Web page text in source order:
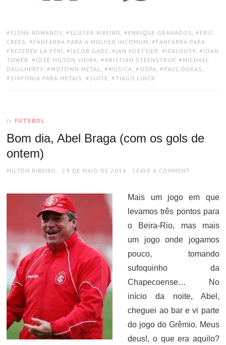
TAGS:
ELENA ROMANOV , ELIESER RIBEIRO , ENRIQUE GRANADOS , ERIC
CREES , FANFARRA PARA A MULHER INCOMUM , FANFARRA PARA
PRECEDER LA PÉRI , JACOB GADE , JAN KOETSIER , JEALOUSY , JOAN
TOWER , JOSÉ MILTON VIEIRA , KRISTIAN STEENSTRUP , MICHAEL
DAUGHERTY , MOTOWN METAL , MÚSICA , OSPA , PAUL DUKAS
SINFONIA PARA METAIS , SUÍTE , TIAGO LINCK
In FUTEBOL
Bom dia, Abel Braga (com os gols de
ontem)
AUTHOR
MILTON RIBEIRO
POSTED
29 DE MAIO DE 2014 LEAVE A COMMENT
Mais um jogo em que
levamos três pontos para
o Beira-Rio, mas mais
um jogo onde jogamos
pouco, tomando
sufoquinho da
Chapecoense… No
início da noite, Abel,
cheguei ao bar e vi parte
do jogo do Grêmio. Meus
deus!, o que era aquilo?